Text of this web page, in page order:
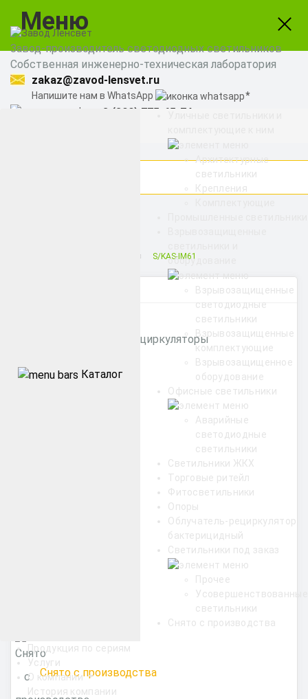
Меню
Завод-производитель светодиодных светильников
Собственная инженерно-техническая лаборатория
zakaz@zavod-lensvet.ru
Напишите нам в WhatsApp
8 (800) 775-65-74
Каталог
Архитектурные
светильники
Крепления
оборудование
Взрывозащищенные
светодиодные
светильники
Взрывозащищенные
комплектующие
Взрывозащищенное
оборудование
Офисные светильники
Аварийные
светодиодные
светильники
Светильники ЖКХ
Торговые ритейл
Фитосветильники
Опоры
Облучатель-рециркулятор
бактерицидный
Светильники под заказ
Прочее
Усовершенствованные
светильники
Снято с производства
Продукция по сериям
Услуги
О компании
История компании
S/KAS-IM61
Бактерицидные рециркуляторы
Снято с производства